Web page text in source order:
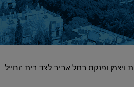
ויצמן ופנקס בתל אביב לצד בית